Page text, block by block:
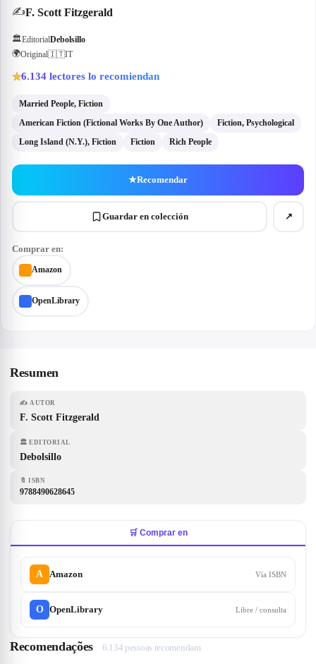
✍️F. Scott Fitzgerald
🏛EditorialDebolsillo
🌍Original🇮🇹IT
★6.134 lectores lo recomiendan
Married People, Fiction
American Fiction (Fictional Works By One Author)
Fiction, Psychological
Long Island (N.Y.), Fiction
Fiction Rich People
★Recomendar
Guardar en colección ↗
Comprar en:
Amazon
OpenLibrary
Resumen
✍️ AUTOR
F. Scott Fitzgerald
🏛 EDITORIAL
Debolsillo
🔖 ISBN
9788490628645
🛒 Comprar en
A Amazon Vía ISBN
O OpenLibrary Libre / consulta
Recomendações 6.134 pessoas recomendam